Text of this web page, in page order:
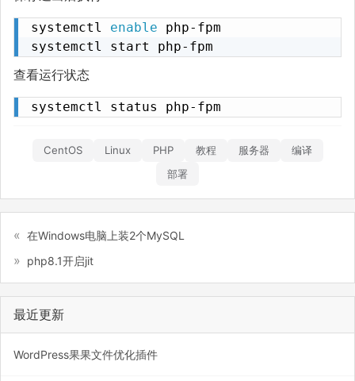
systemctl enable php-fpm
systemctl start php-fpm
查看运行状态
systemctl status php-fpm
CentOS Linux PHP 教程 服务器
编译
部署
在Windows电脑上装2个MySQL
php8.1开启jit
最近更新
WordPress果果文件优化插件